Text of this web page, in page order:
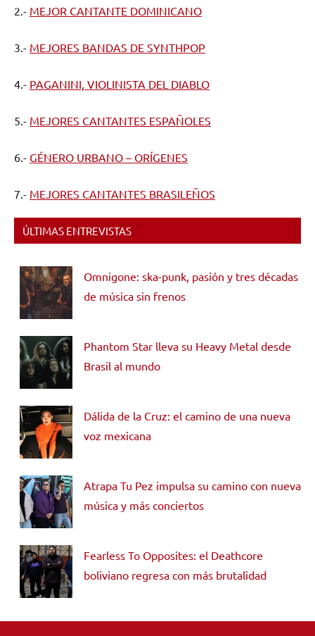
2.- MEJOR CANTANTE DOMINICANO
3.- MEJORES BANDAS DE SYNTHPOP
4.- PAGANINI, VIOLINISTA DEL DIABLO
5.- MEJORES CANTANTES ESPAÑOLES
6.- GÉNERO URBANO – ORÍGENES
7.- MEJORES CANTANTES BRASILEÑOS
ÚLTIMAS ENTREVISTAS
Omnigone: ska-punk, pasión y tres décadas
de música sin frenos
Phantom Star lleva su Heavy Metal desde
Brasil al mundo
Dálida de la Cruz: el camino de una nueva
voz mexicana
Atrapa Tu Pez impulsa su camino con nueva
música y más conciertos
Fearless To Opposites: el Deathcore
boliviano regresa con más brutalidad